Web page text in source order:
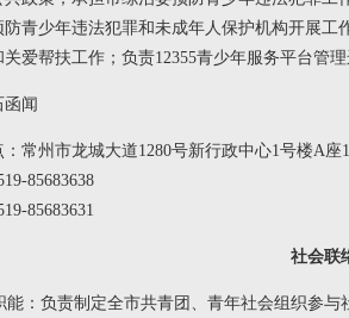
防青少年违法犯罪和未成年人保护机构开展
关爱帮扶工作；负责12355青少年服务平台管
函闻
：常州市龙城大道1280号新行政中心1号楼A座
85683638
85683631
社会联
： 负责制定全市共青团、青年社会组织参